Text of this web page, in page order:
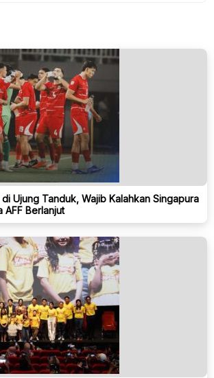
Ujung Tanduk, Wajib Kalahkan Singapura
AFF Berlanjut